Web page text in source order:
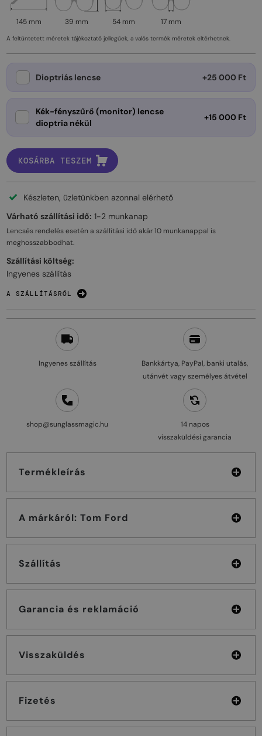
Ingyenes szállítás
Bankkártya, PayPal, banki utalás,
utánvét vagy személyes átvétel
shop@sunglassmagic.hu
14 napos
visszaküldési garancia
Termékleírás
A márkáról: Tom Ford
Szállítás
Garancia és reklamáció
Visszaküldés
Fizetés
145 mm 39 mm 54 mm 17 mm
A feltüntetett méretek tájékoztató jellegűek, a valós termék méretek eltérhetnek.
Dioptriás lencse +25 000 Ft
Kék-fényszűrő (monitor) lencse
dioptria nékül
+15 000 Ft
KOSÁRBA TESZEM
Készleten, üzletünkben azonnal elérhető
Várható szállítási idő: 1-2 munkanap
Lencsés rendelés esetén a szállítási idő akár10 munkanappal is
meghosszabbodhat.
Szállítási költség:
Ingyenes szállítás
A SZÁLLÍTÁSRÓL